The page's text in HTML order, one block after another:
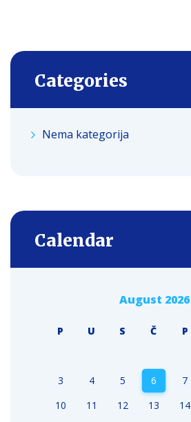
Categories
Nema kategorija
Calendar
August 2026
P U S Č P
3
4 5 6 7
10
11 12 13 14